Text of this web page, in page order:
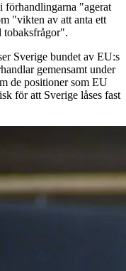
förhandlingarna "agerat
"vikten av att anta ett
tobaksfrågor".
Sverige bundet av EU:s
gemensamt under
de positioner som EU
för att Sverige låses fast